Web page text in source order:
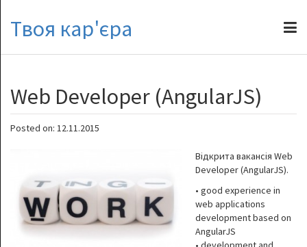
Твоя кар'єра
Web Developer (AngularJS)
Posted on: 12.11.2015
Відкрита вакансія Web
Developer (AngularJS).
• good experience in
web applications
development based on
AngularJS